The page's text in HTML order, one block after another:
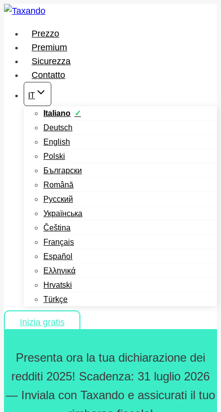
Salta
contenutoPrezzo
Premium
Sicurezza
Contatto
IT
Italiano
Deutsch
English
Polski
Български
Română
Русский
Українська
Čeština
Français
Español
Ελληνικά
Hrvatski
Türkçe
Inizia gratis
Presenta ora la tua dichiarazione dei
redditi 2025! Scadenza: 31 luglio 2026
— Inviala con Taxando e assicurati il tuo